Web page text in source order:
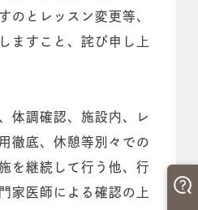
のとレッスン変更等、
ますこと、詫び申し上
体調確認、施設内、レ
徹底、休憩等別々での
を継続して行う他、行
家医師による確認の上